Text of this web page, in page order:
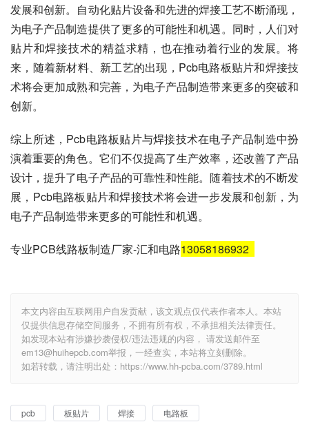
发展和创新。自动化贴片设备和先进的焊接工艺不断涌现，
为电子产品制造提供了更多的可能性和机遇。同时，人们对
贴片和焊接技术的精益求精，也在推动着行业的发展。将
来，随着新材料、新工艺的出现，Pcb电路板贴片和焊接技
术将会更加成熟和完善，为电子产品制造带来更多的突破和
创新。
综上所述，Pcb电路板贴片与焊接技术在电子产品制造中扮
演着重要的角色。它们不仅提高了生产效率，还改善了产品
设计，提升了电子产品的可靠性和性能。随着技术的不断发
展，Pcb电路板贴片和焊接技术将会进一步发展和创新，为
电子产品制造带来更多的可能性和机遇。
专业PCB线路板制造厂家-汇和电路13058186932
本文内容由互联网用户自发贡献，该文观点仅代表作者本人。本站
仅提供信息存储空间服务，不拥有所有权，不承担相关法律责任。
如发现本站有涉嫌抄袭侵权/违法违规的内容， 请发送邮件至
em13@huihepcb.com举报，一经查实，本站将立刻删除。
如若转载，请注明出处：https://www.hh-pcba.com/3789.html
pcb 板贴片 焊接 电路板